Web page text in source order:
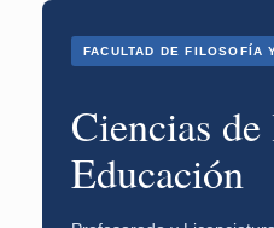
FACULTAD DE FILOSOFÍA
Ciencias de
Educación